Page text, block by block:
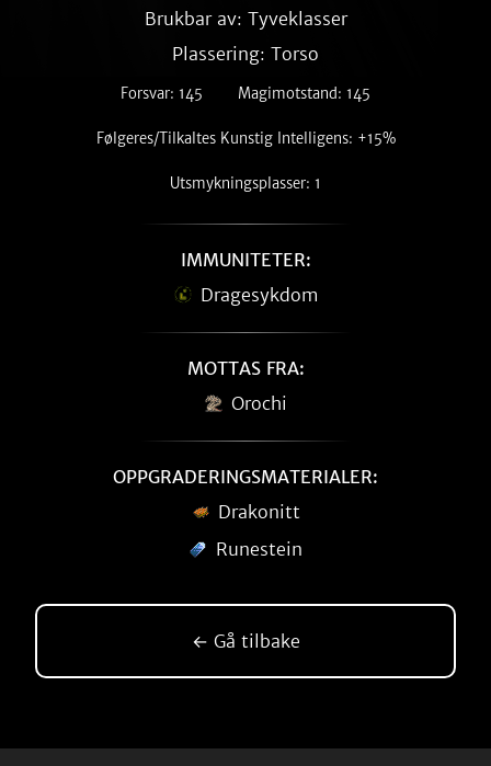
Brukbar av: Tyveklasser
Plassering: Torso
Forsvar: 145 Magimotstand: 145
Følgeres/Tilkaltes Kunstig Intelligens: +15%
Utsmykningsplasser: 1
IMMUNITETER:
Dragesykdom
MOTTAS FRA:
Orochi
OPPGRADERINGSMATERIALER:
Drakonitt
Runestein
← Gå tilbake